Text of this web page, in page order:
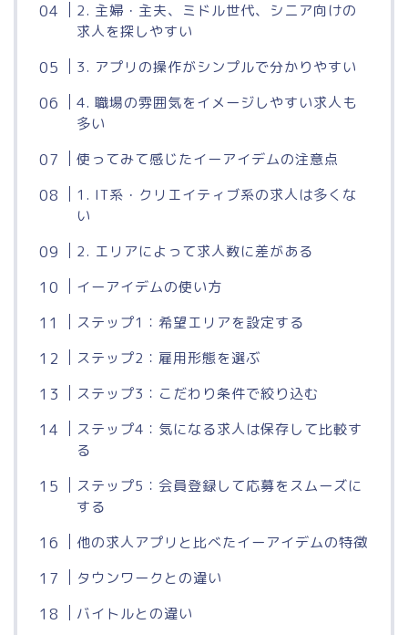
2. 主婦・主夫、ミドル世代、シニア向けの
求人を探しやすい
3. アプリの操作がシンプルで分かりやすい
4. 職場の雰囲気をイメージしやすい求人も
多い
使ってみて感じたイーアイデムの注意点
1. IT系・クリエイティブ系の求人は多くな
い
2. エリアによって求人数に差がある
イーアイデムの使い方
ステップ1：希望エリアを設定する
ステップ2：雇用形態を選ぶ
ステップ3：こだわり条件で絞り込む
ステップ4：気になる求人は保存して比較す
る
ステップ5：会員登録して応募をスムーズに
する
他の求人アプリと比べたイーアイデムの特徴
タウンワークとの違い
バイトルとの違い